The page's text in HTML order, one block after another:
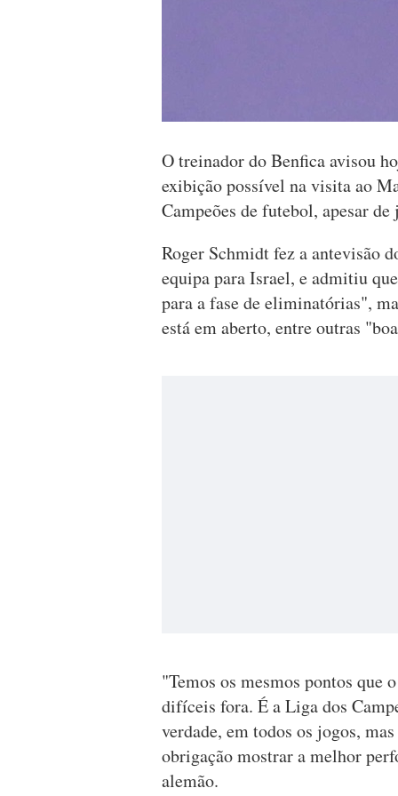
O treinador do Benfica avisou
exibição possível na visita ao
Campeões de futebol, apesar
Roger Schmidt fez a antevisão
equipa para Israel, e admitiu
para a fase de eliminatórias",
está em aberto, entre outras
"Temos os mesmos pontos que
difíceis fora. É a Liga dos
verdade, em todos os jogos,
obrigação mostrar a melhor
alemão.